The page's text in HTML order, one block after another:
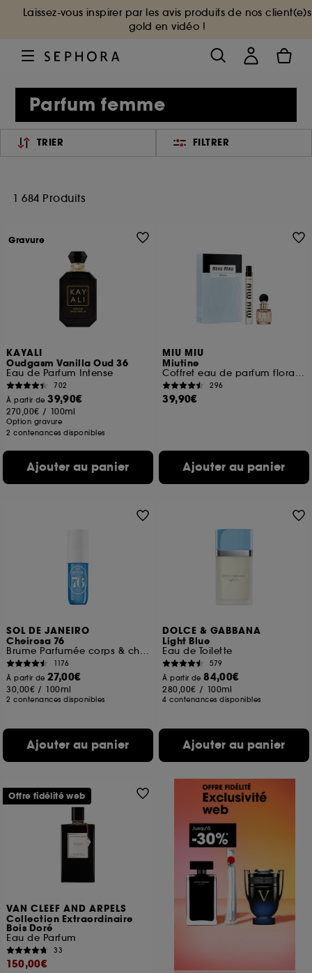
Laissez-vous inspirer par les avis produits de nos client(e)s
gold en vidéo !
Parfum femme
TRIER FILTRER
1 684 Produits
KAYALI
Oudgasm Vanilla Oud 36
Eau de Parfum Intense
702
À partir de39,90€
270,00€ / 100ml
Option gravure
2 contenances disponibles
Ajouter au panier
Gravure
MIU MIU
Miutine
Coffret eau de parfum florale pour femme
296
39,90€
Ajouter au panier
SOL DE JANEIRO
Cheirosa 76
Brume Parfumée corps & cheveux
1176
À partir de27,00€
30,00€ / 100ml
2 contenances disponibles
Ajouter au panier
DOLCE & GABBANA
Light Blue
Eau de Toilette
579
À partir de84,00€
280,00€ / 100ml
4 contenances disponibles
Ajouter au panier
VAN CLEEF AND ARPELS
Collection Extraordinaire
Bois Doré
Eau de Parfum
33
150,00€
Offre fidélité web